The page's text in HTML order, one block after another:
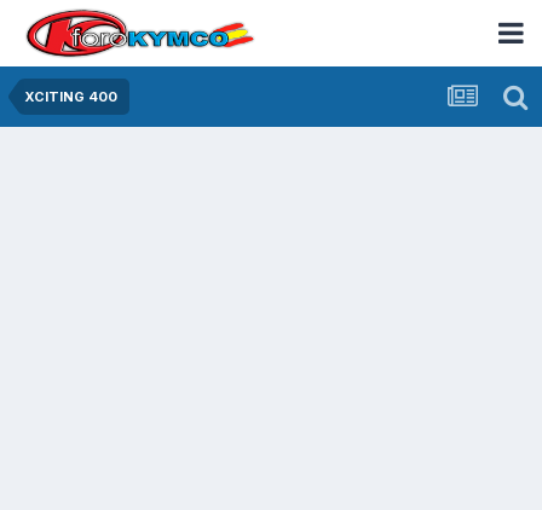
XCITING 400